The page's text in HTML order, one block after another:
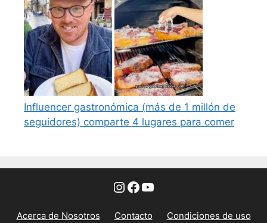
Influencer gastronómica (más de 1 millón de
seguidores) comparte 4 lugares para comer
Instagram
Facebook
YouTube
Acerca de Nosotros Contacto Condiciones de uso